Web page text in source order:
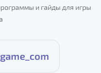
и гайды для игры